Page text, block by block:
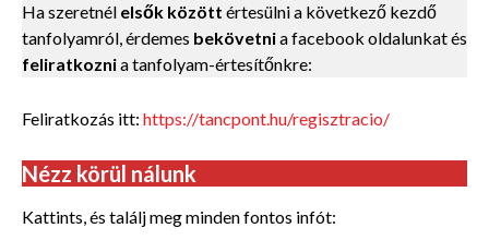
Ha szeretnél elsők között értesülni a következő kezdő
tanfolyamról, érdemes bekövetnia facebook oldalunkat és
feliratkoznia tanfolyam-értesítőnkre:
Feliratkozás itt: https://tancpont.hu/regisztracio/
Nézz körül nálunk
Kattints, és találj meg minden fontos infót: